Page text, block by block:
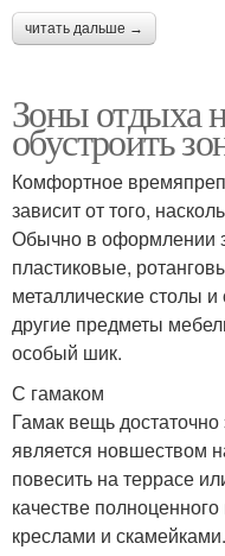
читать дальше →
Зоны отдыха
обустроить
Комфортное
зависит от того,
Обычно в оформлении
пластиковые,
металлические столы
другие предметы
особый шик.
С гамаком
Гамак вещь
является новшеством
повесить на террасе
качестве
креслами и скамейками.